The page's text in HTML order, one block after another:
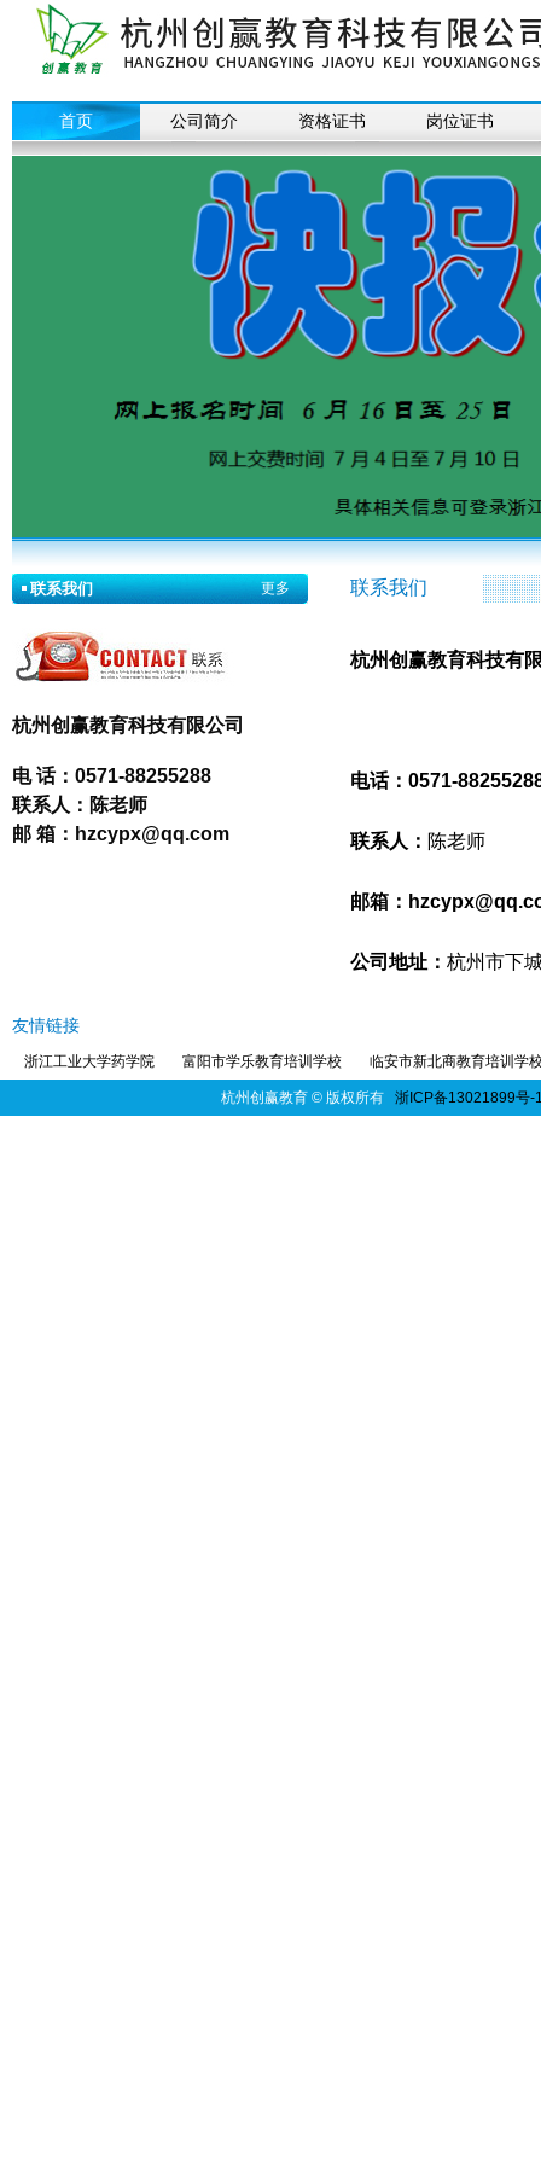
首页 公司简介 资格证书 岗位证书
联系我们 更多
杭州创赢教育科技有限公司
电 话： 0571-88255288
联系人： 陈老师
邮 箱： hzcypx@qq.com
联系我们
杭州创赢教育科技有
电话： 0571-
联系人： 陈老师
邮箱：
公司地址： 杭州市下
友情链接
浙江工业大学药学院 富阳市学乐教育培训学校 临安市新北商教育培训学
杭州创赢教育 © 版权所有 浙ICP备13021899号-